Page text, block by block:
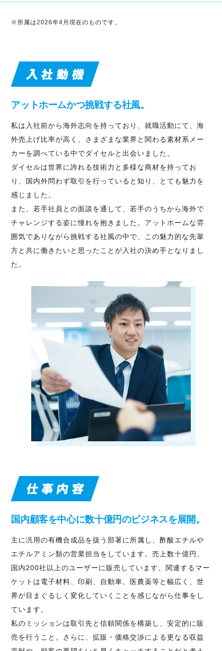
※所属は2026年4月現在のものです。
アットホームかつ挑戦する社風。
私は入社前から海外志向を持っており、就職活動にて、海
外売上げ比率が高く、さまざまな業界と関わる素材系メー
カーを調べている中でダイセルと出会いました。
ダイセルは世界に誇れる技術力と多様な商材を持ってお
り、国内外問わず取引を行っていると知り、とても魅力を
感じました。
また、若手社員との面談を通して、若手のうちから海外で
チャレンジする姿に憧れを抱きました。アットホームな雰
囲気でありながら挑戦する社風の中で、この魅力的な先輩
方と共に働きたいと思ったことが入社の決め手となりまし
た。
国内顧客を中心に数十億円のビジネスを展開。
主に汎用の有機合成品を扱う部署に所属し、酢酸エチルや
エチルアミン類の営業担当をしています。売上数十億円、
国内200社以上のユーザーに販売しています。関連するマー
ケットは電子材料、印刷、自動車、医農薬等と幅広く、世
界が目まぐるしく変化していくことを感じながら仕事をし
ています。
私のミッションは取引先と信頼関係を構築し、安定的に販
売を行うこと。さらに、拡販・価格交渉による更なる収益